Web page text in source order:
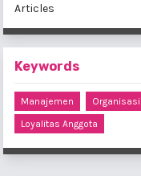
Articles
Keywords
Manajemen Organisasi
Loyalitas Anggota